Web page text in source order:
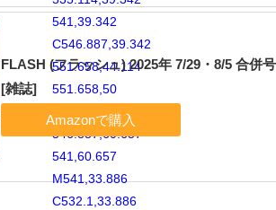
541,39.342
C546.887,39.342
551.658,44.114
551.658,50
C551.658,55.887
546.887,60.657
541,60.657
M541,33.886
C532.1,33.886
FLASH (フラッシュ) 2025年 7/29・8/5 合併号
[雑誌]